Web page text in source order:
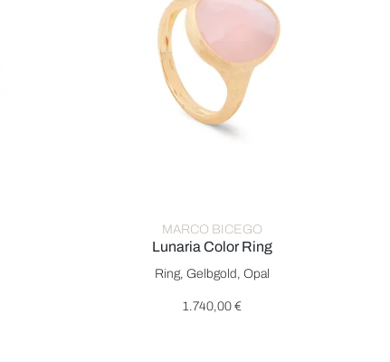
Ref: AB661 B YW, Preis: 4.550,00 €
MARCO BICEGO
Lunaria Color Ring
Marco Bicego Lunaria Color Ring, Ref: AB658
Ring, Gelbgold, Opal
1.740,00 €